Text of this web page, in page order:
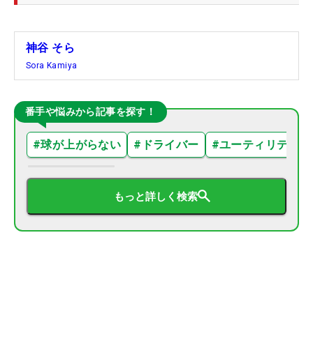
神谷 そら
Sora Kamiya
番手や悩みから記事を探す！
#球が上がらない # ドライバー #ユーティリティ
もっと詳しく検索